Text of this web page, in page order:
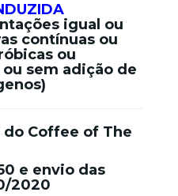
igual ou
contínuas ou
ou
sem adição de
do Coffee of The
e envio das
2020